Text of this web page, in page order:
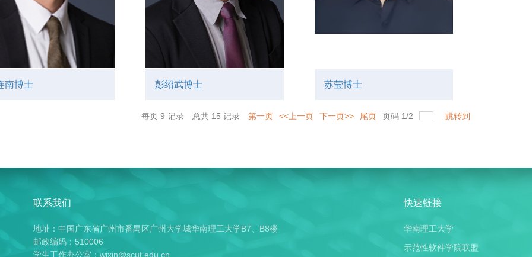
南博士 彭绍武博士 苏莹博士
每页 9 记录 总共 15 记录 第一页 <<上一页 下一页>> 尾页 页码 1/2 跳转到
联系我们
地址：中国广东省广州市番禺区广州大学城华南理工大学B7、B8楼
邮政编码：510006
学生工作办公室：wjxin@scut.edu.cn
快速链接
华南理工大学
示范性软件学院联盟